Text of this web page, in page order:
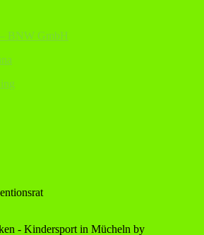
BNW GmbH
- Kindersport in Mücheln by